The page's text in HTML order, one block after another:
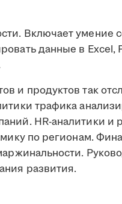
Включает умение
данные в Excel,
и продуктов так
трафика
HR-аналитики и
по регионам.
развития.